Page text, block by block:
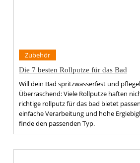
Zubehör
Die 7 besten Rollputze für das Bad
Will dein Bad spritzwasserfest und
Überraschend: Viele Rollputze haften
richtige rollputz für das bad bietet
einfache Verarbeitung und hohe
finde den passenden Typ.